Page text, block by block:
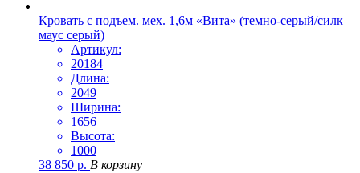
Кровать с подъем. мех. 1,6м «Вита» (темно-серый/силк
маус серый)
Артикул:
20184
Длина:
2049
Ширина:
1656
Высота:
1000
38 850 р. В корзину